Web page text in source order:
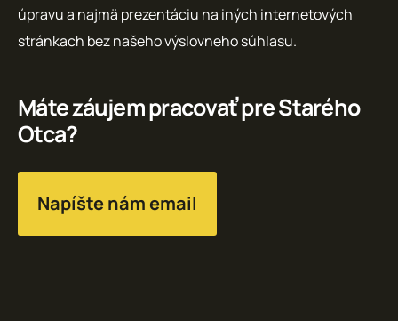
úpravu a najmä prezentáciu na iných internetových
stránkach bez našeho výslovneho súhlasu.
Máte záujem pracovať pre Starého
Otca?
Napíšte nám email